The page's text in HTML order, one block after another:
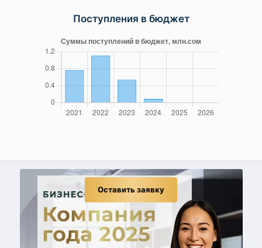
Поступления в бюджет
Оставить заявку